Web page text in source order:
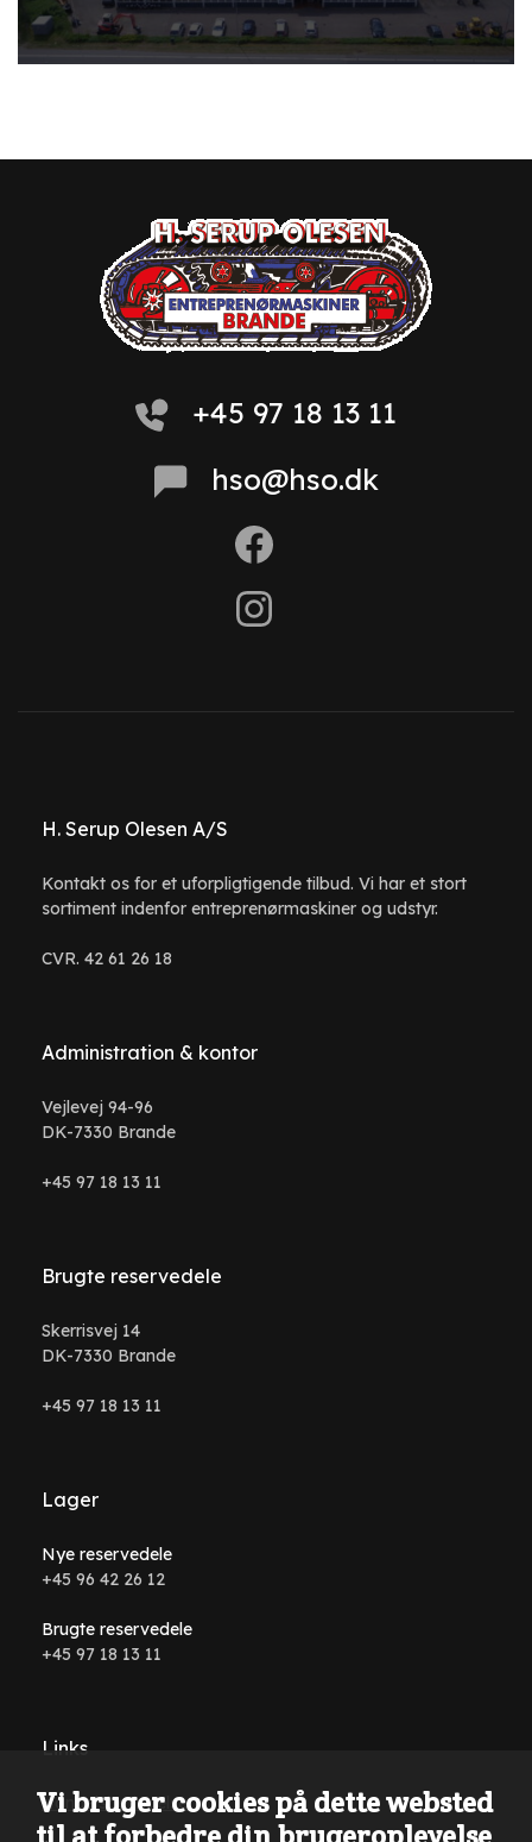
+45 97 18 13 11
hso@hso.dk
H. Serup Olesen A/S
Kontakt os for et uforpligtigende tilbud. Vi har et stort
sortiment indenfor entreprenørmaskiner og udstyr.
CVR. 42 61 26 18
Administration & kontor
Vejlevej 94-96
DK-7330 Brande
+45 97 18 13 11
Brugte reservedele
Skerrisvej 14
DK-7330 Brande
+45 97 18 13 11
Lager
Nye reservedele
+45 96 42 26 12
Brugte reservedele
+45 97 18 13 11
Links
Handelsbetingelser
Vi bruger cookies på dette websted